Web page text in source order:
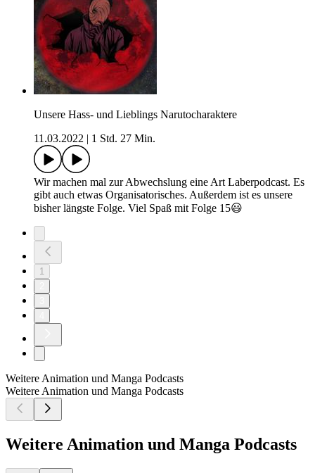
Unsere Hass- und Lieblings Narutocharaktere
11.03.2022
1 Std. 27 Min.
Wir machen mal zur Abwechslung eine Art Laberpodcast. Es
gibt auch etwas Organisatorisches. Außerdem ist es unsere
bisher längste Folge. Viel Spaß mit Folge 15😃
1
Weitere Animation und Manga Podcasts
Weitere Animation und Manga Podcasts
Weitere Animation und Manga Podcasts